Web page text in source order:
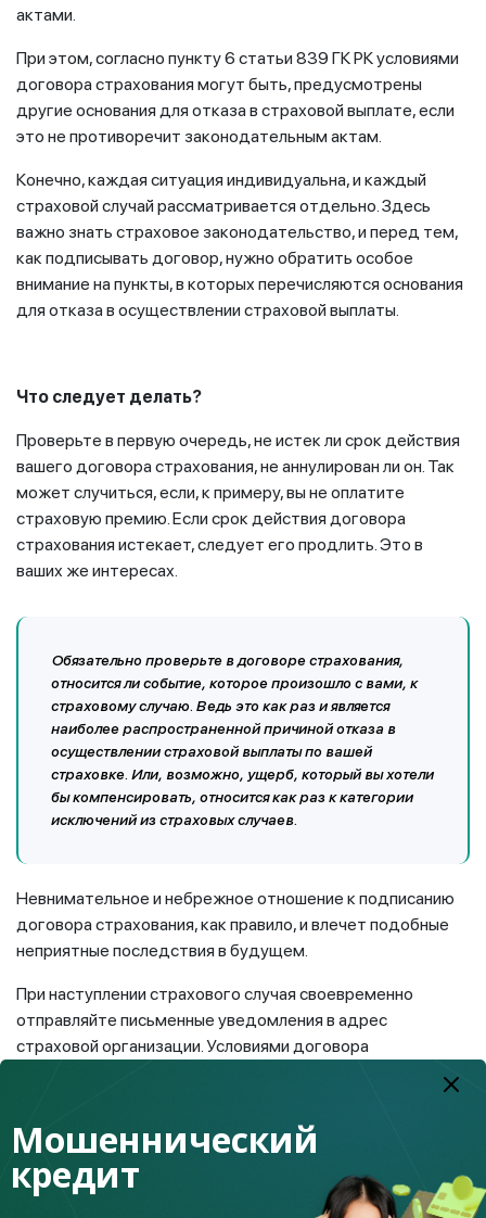
актами.
При этом, согласно пункту 6 статьи 839 ГК РК условиями
договора страхования могут быть, предусмотрены
другие основания для отказа в страховой выплате, если
это не противоречит законодательным актам.
Конечно, каждая ситуация индивидуальна, и каждый
страховой случай рассматривается отдельно. Здесь
важно знать страховое законодательство, и перед тем,
как подписывать договор, нужно обратить особое
внимание на пункты, в которых перечисляются основания
для отказа в осуществлении страховой выплаты.
Что следует делать?
Проверьте в первую очередь, не истек ли срок действия
вашего договора страхования, не аннулирован ли он. Так
может случиться, если, к примеру, вы не оплатите
страховую премию. Если срок действия договора
страхования истекает, следует его продлить. Это в
ваших же интересах.
Обязательно проверьте в договоре страхования,
относится ли событие, которое произошло с вами, к
страховому случаю. Ведь это как раз и является
наиболее распространенной причиной отказа в
осуществлении страховой выплаты по вашей
страховке. Или, возможно, ущерб, который вы хотели
бы компенсировать, относится как раз к категории
исключений из страховых случаев.
Невнимательное и небрежное отношение к подписанию
договора страхования, как правило, и влечет подобные
неприятные последствия в будущем.
При наступлении страхового случая своевременно
отправляйте письменные уведомления в адрес
страховой организации. Условиями договора
затягивайте с ними. И ни в коем случае не
фальсифицируйте факты, которые будете указывать в
своей претензии.
Мошеннический
кредит